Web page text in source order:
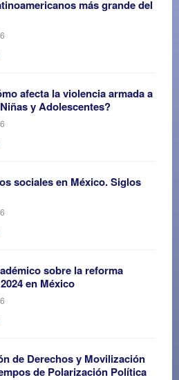
más grande del
afecta la violencia armada a
y Adolescentes?
sociales en México. Siglos
sobre la reforma
en México
de Derechos y Movilización
de Polarización Política